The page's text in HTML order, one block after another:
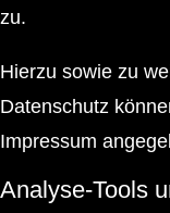
zu.
Hierzu sowie zu
Datenschutz
Impressum
Analyse-Tools